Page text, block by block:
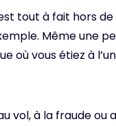
tout à fait hors
Même une
où vous étiez à
vol, à la fraude